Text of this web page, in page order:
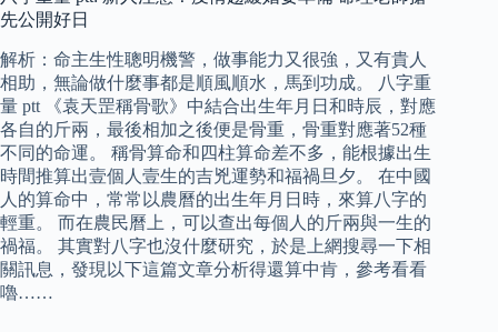
先公開好日
解析：命主生性聰明機警，做事能力又很強，又有貴人
相助，無論做什麼事都是順風順水，馬到功成。 八字重
量 ptt 《袁天罡稱骨歌》中結合出生年月日和時辰，對應
各自的斤兩，最後相加之後便是骨重，骨重對應著52種
不同的命運。 稱骨算命和四柱算命差不多，能根據出生
時間推算出壹個人壹生的吉兇運勢和福禍旦夕。 在中國
人的算命中，常常以農曆的出生年月日時，來算八字的
輕重。 而在農民曆上，可以查出每個人的斤兩與一生的
禍福。 其實對八字也沒什麼研究，於是上網搜尋一下相
關訊息，發現以下這篇文章分析得還算中肯，參考看看
嚕……